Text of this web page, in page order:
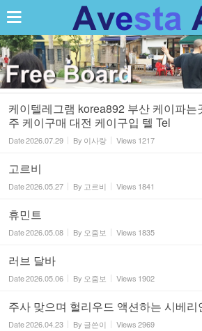
케이텔레그램 korea892 부산 케이파는
주 케이구매 대전 케이구입 텔 Tel
Date2026.07.29 By 이사랑 Views 1217
고르비
Date2026.05.27 By 고르비 Views 1841
휴민트
Date2026.05.08 By 오줌보 Views 1835
러브 달바
Date2026.05.06 By 오줌보 Views 1902
주사 맞으며 헐리우드 액션하는 시베리
Date2026.04.23 By 글쓴이 Views2969
Sketchbook5, 스케
Sketchbook5, 스케치북5